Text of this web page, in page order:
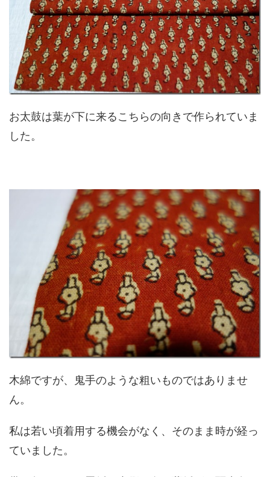
お太鼓は葉が下に来るこちらの向きで作られていま
した。
木綿ですが、鬼手のような粗いものではありませ
ん。
私は若い頃着用する機会がなく、そのまま時が経っ
ていました。